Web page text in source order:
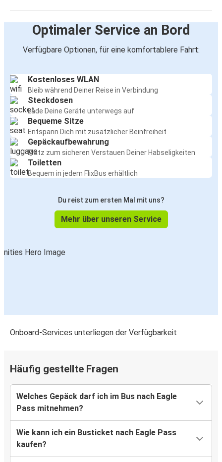
Optimaler Service an Bord
Verfügbare Optionen, für eine komfortablere Fahrt:
Kostenloses WLAN
Bleib während Deiner Reise in Verbindung
Steckdosen
Lade Deine Geräte unterwegs auf
Bequeme Sitze
Entspann Dich mit zusätzlicher Beinfreiheit
Gepäckaufbewahrung
Platz zum sicheren Verstauen Deiner Habseligkeiten
Toiletten
Bequem in jedem FlixBus erhältlich
Du reist zum ersten Mal mit uns?
Mehr über unseren Service
Onboard-Services unterliegen der Verfügbarkeit
Häufig gestellte Fragen
Welches Gepäck darf ich im Bus nach Eagle
Pass mitnehmen?
Wie kann ich ein Busticket nach Eagle Pass
kaufen?